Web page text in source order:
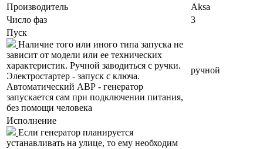
Производитель
Aksa
Число фаз
3
Пуск
Наличие того или иного типа запуска не
зависит от модели или ее технических
характеристик. Ручной заводиться с ручки.
Электростартер - запуск с ключа.
Автоматический АВР - генератор
запускается сам при подключении питания,
без помощи человека
ручной
Исполнение
Если генератор планируется
устанавливать на улице, то ему необходим